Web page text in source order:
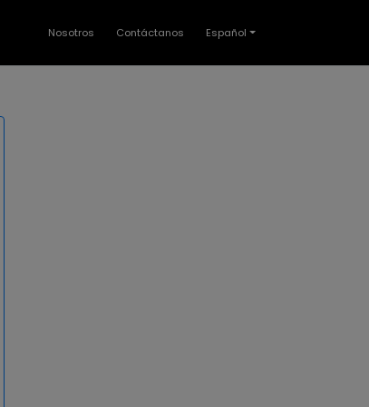
Nosotros Contáctanos Español